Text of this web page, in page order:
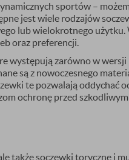
sportów –
jest wiele rodzajów
lub wielokrotnego użytku.
oraz preferencji.
występują zarówno w wersji
są z nowoczesnego
te pozwalają oddychać
ochronę przed szkodliwym
także soczewki toryczne i
zamknij